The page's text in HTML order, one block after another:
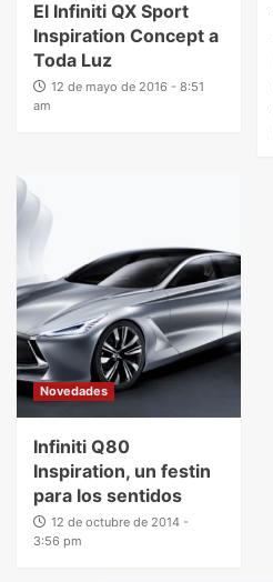
El Infiniti QX Sport
Inspiration Concept a
Toda Luz
12 de mayo de 2016 - 8:51
am
Novedades
Infiniti Q80
Inspiration, un festin
para los sentidos
12 de octubre de 2014 -
3:56 pm